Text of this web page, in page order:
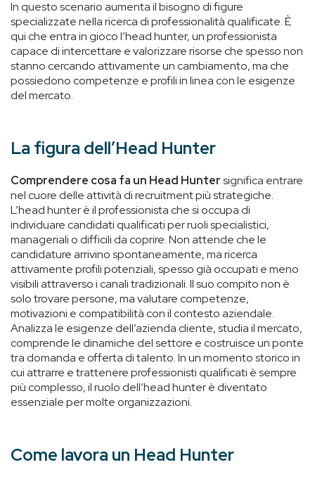
In questo scenario aumenta il bisogno di figure
specializzate nella ricerca di professionalità qualificate. È
qui che entra in gioco l’head hunter, un professionista
capace di intercettare e valorizzare risorse che spesso non
stanno cercando attivamente un cambiamento, ma che
possiedono competenze e profili in linea con le esigenze
del mercato.
La figura dell’Head Hunter
Comprendere cosa fa un Head Huntersignifica entrare
nel cuore delle attività di recruitment più strategiche.
L’head hunter è il professionista che si occupa di
individuare candidati qualificati per ruoli specialistici,
manageriali o difficili da coprire. Non attende che le
candidature arrivino spontaneamente, ma ricerca
attivamente profili potenziali, spesso già occupati e meno
visibili attraverso i canali tradizionali. Il suo compito non è
solo trovare persone, ma valutare competenze,
motivazioni e compatibilità con il contesto aziendale.
Analizza le esigenze dell’azienda cliente, studia il mercato,
comprende le dinamiche del settore e costruisce un ponte
tra domanda e offerta di talento. In un momento storico in
cui attrarre e trattenere professionisti qualificati è sempre
più complesso, il ruolo dell’head hunter è diventato
essenziale per molte organizzazioni.
Come lavora un Head Hunter